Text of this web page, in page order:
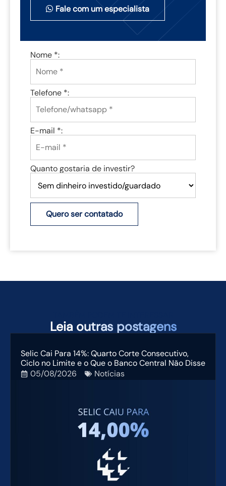
Fale com um especialista
Nome *:
Telefone *:
E-mail *:
Quanto gostaria de investir?
Quero ser contatado
Leia outras postagens
Selic Cai Para 14%: Quarto Corte Consecutivo,
Ciclo no Limite e o Que o Banco Central Não Disse
05/08/2026
Notícias